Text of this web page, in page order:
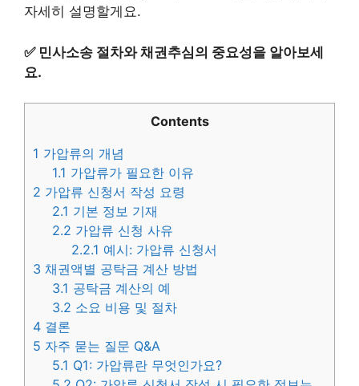
자세히 설명할게요.
✅ 민사소송 절차와 채권추심의 중요성을 알아보세
요.
Contents
1 가압류의 개념
1.1 가압류가 필요한 이유
2 가압류 신청서 작성 요령
2.1 기본 정보 기재
2.2 가압류 신청 사유
2.2.1 예시: 가압류 신청서
3 채권액별 공탁금 계산 방법
3.1 공탁금 계산의 예
3.2 소요 비용 및 절차
4 결론
5 자주 묻는 질문 Q&A
5.1 Q1: 가압류란 무엇인가요?